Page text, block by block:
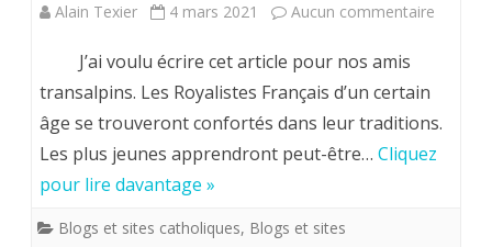
Alain Texier 4 mars 2021 Aucun commentaire
LE
DIVIN
J’ai voulu écrire cet article pour nos amis
transalpins. Les Royalistes Français d’un certain
âge se trouveront confortés dans leur traditions.
Les plus jeunes apprendront peut-être… Cliquez
pour lire davantage »
Blogs et sites catholiques, Blogs et sites